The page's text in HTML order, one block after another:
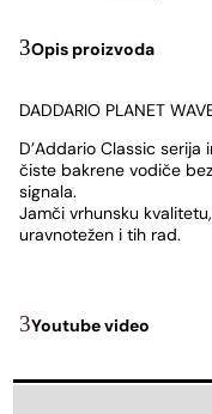
Opis proizvoda
DADDARIO PLANET
D’Addario Classic
čiste bakrene vodiče
signala.
Jamči vrhunsku
uravnotežen i tih rad.
Youtube video